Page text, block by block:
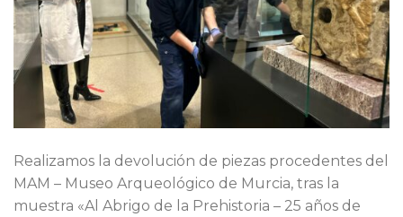
Realizamos la devolución de piezas procedentes del
MAM – Museo Arqueológico de Murcia, tras la
muestra «Al Abrigo de la Prehistoria – 25 años de